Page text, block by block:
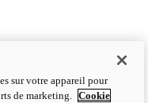
sur votre appareil pour
de marketing. Cookie